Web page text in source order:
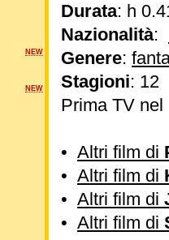
Durata: h
Nazionalità:
Genere:
Stagioni: 12
Prima TV
• Altri film di
• Altri film di
• Altri film di
• Altri film di
NEW
NEW